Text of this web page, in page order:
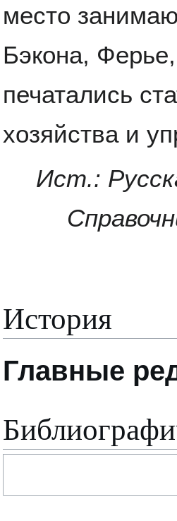
место
Бэкона,
печатались
хозяйства и
Ист.:
История
Главные